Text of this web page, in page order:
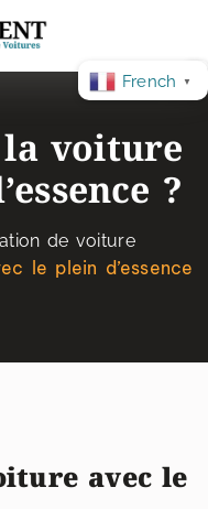
voiture
?
de voiture
le plein d’essence
avec le
French ▼